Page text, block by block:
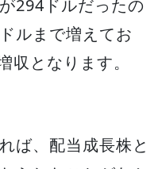
294ドルだったの
ルまで増えてお
収となります。
ば、配当成長株と